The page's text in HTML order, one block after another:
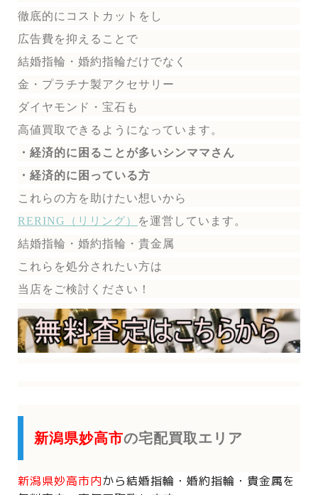
徹底的にコストカットをし
広告費を抑えることで
結婚指輪・婚約指輪だけでなく
金・プラチナ製アクセサリー
ダイヤモンド・宝石も
高値買取できるようになっています。
・経済的に困ることが多いシンママさん
・経済的に困っている方
これらの方を助けたい想いから
RERING（リリング）
を運営しています。
結婚指輪・婚約指輪・貴金属
これらを処分されたい方は
当店をご検討ください！
新潟県妙高市の宅配買取エリア
新潟県妙高市内から結婚指輪・婚約指輪・貴金属を